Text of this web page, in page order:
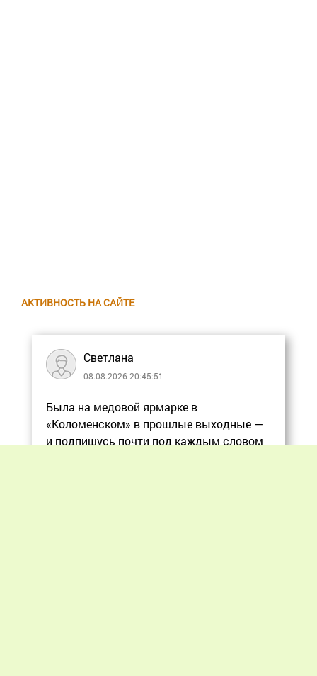
АКТИВНОСТЬ НА САЙТЕ
Светлана
08.08.2026 20:45:51
Была на медовой ярмарке в
«Коломенском» в прошлые выходные —
и подпишусь почти под каждым словом